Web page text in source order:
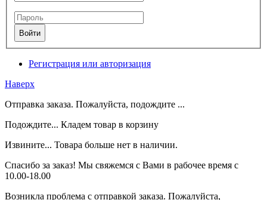
Регистрация или авторизация
Наверх
Отправка заказа. Пожалуйста, подождите ...
Подождите... Кладем товар в корзину
Извините... Товара больше нет в наличии.
Спасибо за заказ! Мы свяжемся с Вами в рабочее время с
10.00-18.00
Возникла проблема с отправкой заказа. Пожалуйста,